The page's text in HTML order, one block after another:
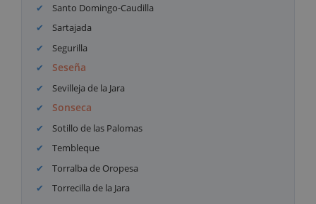
Santo Domingo-Caudilla
Sartajada
Segurilla
Seseña
Sevilleja de la Jara
Sonseca
Sotillo de las Palomas
Tembleque
Torralba de Oropesa
Torrecilla de la Jara